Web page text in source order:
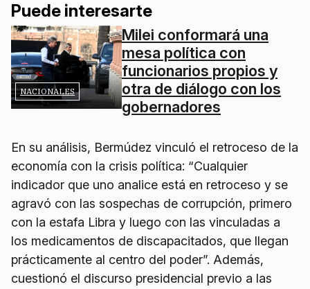
Puede interesarte
NACIONALES
Milei conformará una
mesa política con
funcionarios propios y
otra de diálogo con los
gobernadores
En su análisis, Bermúdez vinculó el retroceso de la
economía con la crisis política: “Cualquier
indicador que uno analice está en retroceso y se
agravó con las sospechas de corrupción, primero
con la estafa Libra y luego con las vinculadas a
los medicamentos de discapacitados, que llegan
prácticamente al centro del poder”. Además,
cuestionó el discurso presidencial previo a las